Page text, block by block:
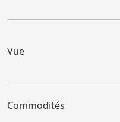
Vue
Commodités